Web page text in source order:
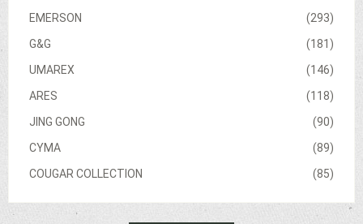
(293)
EMERSON
(181)
G&G
(146)
UMAREX
(118)
ARES
(90)
JING GONG
(89)
CYMA
(85)
COUGAR COLLECTION